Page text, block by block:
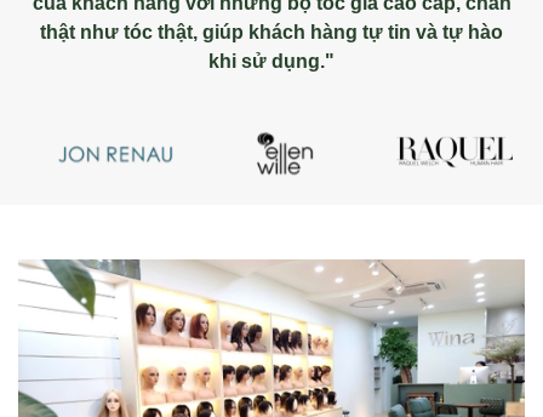
thật như tóc thật, giúp khách hàng tự tin và tự hào
khi sử dụng."